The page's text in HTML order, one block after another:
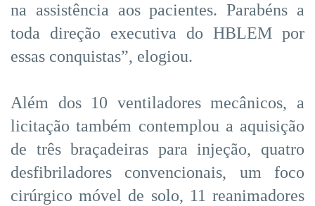
na assistência aos pacientes. Parabéns a
toda direção executiva do HBLEM por
essas conquistas”, elogiou.
Além dos 10 ventiladores mecânicos, a
licitação também contemplou a aquisição
de três braçadeiras para injeção, quatro
desfibriladores convencionais, um foco
cirúrgico móvel de solo, 11 reanimadores